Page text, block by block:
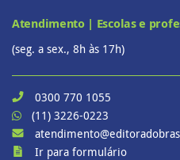
Atendimento | Escolas e
(seg. a sex., 8h às 17h)
0300 770 1055
(11) 3226-0223
Ir para formulário